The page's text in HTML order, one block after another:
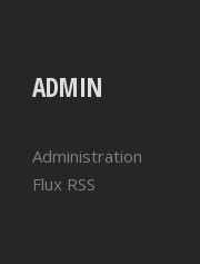
ADMIN
Administration
Flux RSS